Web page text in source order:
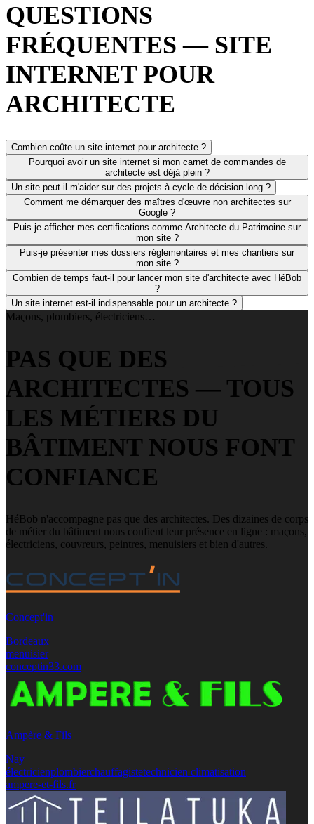
QUESTIONS
FRÉQUENTES — SITE
INTERNET POUR
ARCHITECTE
Combien coûte un site internet pour architecte ?
Pourquoi avoir un site internet si mon carnet de commandes de
architecte est déjà plein ?
Un site peut-il m'aider sur des projets à cycle de décision long ?
Comment me démarquer des maîtres d'œuvre non architectes sur
Google ?
Puis-je afficher mes certifications comme Architecte du Patrimoine sur
mon site ?
Puis-je présenter mes dossiers réglementaires et mes chantiers sur
mon site ?
Combien de temps faut-il pour lancer mon site d'architecte avec HéBob
?
Un site internet est-il indispensable pour un architecte ?
Maçons, plombiers, électriciens…
PAS QUE DES
ARCHITECTES — TOUS
LES MÉTIERS DU
BÂTIMENT NOUS FONT
CONFIANCE
HéBob n'accompagne pas que des architectes. Des dizaines de corps
de métier du bâtiment nous confient leur présence en ligne : maçons,
électriciens, couvreurs, peintres, menuisiers et bien d'autres.
Concept'in
Bordeaux
menuisier
conceptin33.com
Ampère & Fils
Nay
électricienplombierchauffagistetechnicien climatisation
ampere-et-fils.fr